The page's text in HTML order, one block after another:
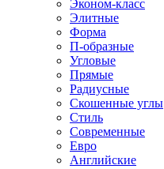
Эконом-класс
Элитные
Форма
П-образные
Угловые
Прямые
Радиусные
Скошенные углы
Стиль
Современные
Евро
Английские